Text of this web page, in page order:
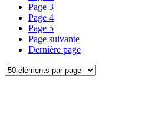
Page 3
Page 4
Page 5
Page suivante
Dernière page